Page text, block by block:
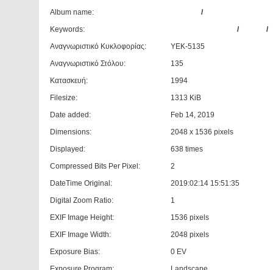
Album name:
/
Keywords:
/ /
Αναγνωριστικό Κυκλοφορίας:
ΥΕΚ-5135
Αναγνωριστικό Στόλου:
135
Κατασκευή:
1994
Filesize:
1313 KiB
Date added:
Feb 14, 2019
Dimensions:
2048 x 1536 pixels
Displayed:
638 times
Compressed Bits Per Pixel:
2
DateTime Original:
2019:02:14 15:51:35
Digital Zoom Ratio:
1
EXIF Image Height:
1536 pixels
EXIF Image Width:
2048 pixels
Exposure Bias:
0 EV